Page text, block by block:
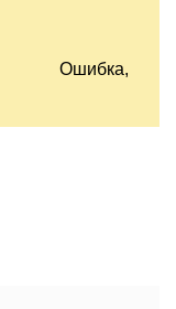
Ошибка,